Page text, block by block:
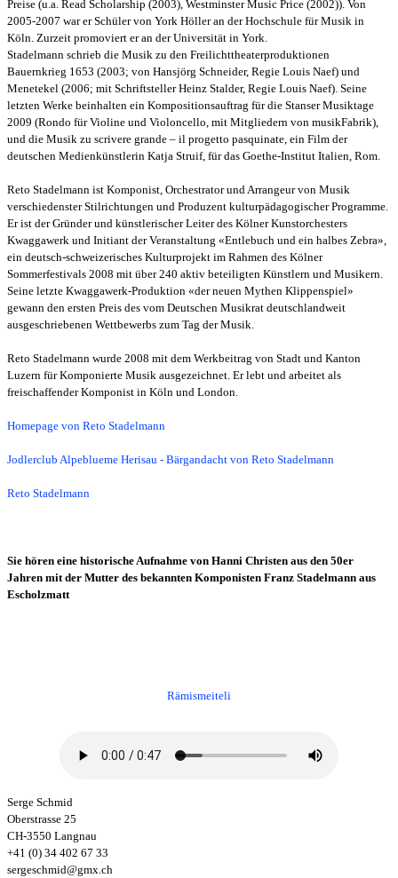
Preise (u.a. Read Scholarship (2003), Westminster Music Price (2002)). Von
2005-2007 war er Schüler von York Höller an der Hochschule für Musik in
Köln. Zurzeit promoviert er an der Universität in York.
Stadelmann schrieb die Musik zu den Freilichttheaterproduktionen
Bauernkrieg 1653 (2003; von Hansjörg Schneider, Regie Louis Naef) und
Menetekel (2006; mit Schriftsteller Heinz Stalder, Regie Louis Naef). Seine
letzten Werke beinhalten ein Kompositionsauftrag für die Stanser Musiktage
2009 (Rondo für Violine und Violoncello, mit Mitgliedern von musikFabrik),
und die Musik zu scrivere grande – il progetto pasquinate, ein Film der
deutschen Medienkünstlerin Katja Struif, für das Goethe-Institut Italien, Rom.
Reto Stadelmann ist Komponist, Orchestrator und Arrangeur von Musik
verschiedenster Stilrichtungen und Produzent kulturpädagogischer Programme.
Er ist der Gründer und künstlerischer Leiter des Kölner Kunstorchesters
Kwaggawerk und Initiant der Veranstaltung «Entlebuch und ein halbes Zebra»,
ein deutsch-schweizerisches Kulturprojekt im Rahmen des Kölner
Sommerfestivals 2008 mit über 240 aktiv beteiligten Künstlern und Musikern.
Seine letzte Kwaggawerk-Produktion «der neuen Mythen Klippenspiel»
gewann den ersten Preis des vom Deutschen Musikrat deutschlandweit
ausgeschriebenen Wettbewerbs zum Tag der Musik.
Reto Stadelmann wurde 2008 mit dem Werkbeitrag von Stadt und Kanton
Luzern für Komponierte Musik ausgezeichnet. Er lebt und arbeitet als
freischaffender Komponist in Köln und London.
Homepage von Reto Stadelmann
Jodlerclub Alpeblueme Herisau - Bärgandacht von Reto Stadelmann
Reto Stadelmann
Sie hören eine historische Aufnahme von Hanni Christen aus den 50er
Jahren mit der Mutter des bekannten Komponisten Franz Stadelmann aus
Escholzmatt
Rämismeiteli
Serge Schmid
Oberstrasse 25
CH-3550 Langnau
+41 (0) 34 402 67 33
sergeschmid@gmx.ch